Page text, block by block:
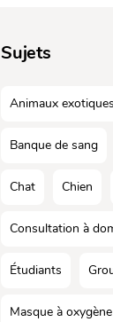
Sujets
Animaux exotiques
Banque de sang
Chat Chien
Consultation à
Étudiants
Masque à oxygène